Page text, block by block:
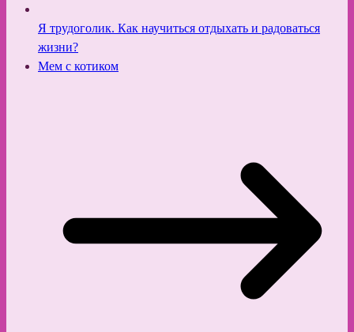
Я трудоголик. Как научиться отдыхать и радоваться
жизни?
Мем с котиком